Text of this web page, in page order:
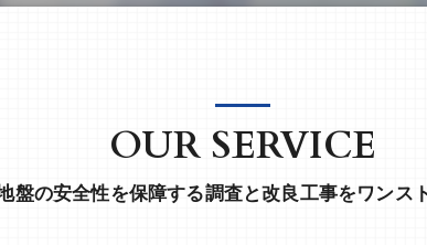
盤の安全性を保障する調査と改良工事をワンス
OUR SERVICE